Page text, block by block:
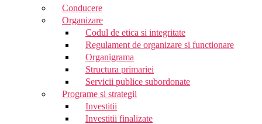
Conducere
Organizare
Codul de etica si integritate
Regulament de organizare si functionare
Organigrama
Structura primariei
Servicii publice subordonate
Programe si strategii
Investitii
Investitii finalizate